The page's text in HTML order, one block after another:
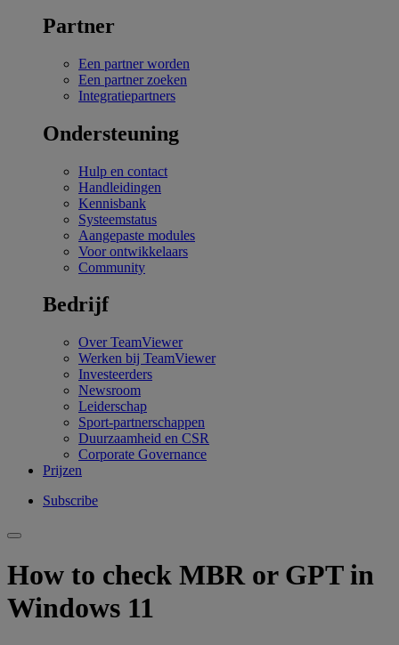
Partner
Een partner worden
Een partner zoeken
Integratiepartners
Ondersteuning
Hulp en contact
Handleidingen
Kennisbank
Systeemstatus
Aangepaste modules
Voor ontwikkelaars
Community
Bedrijf
Over TeamViewer
Werken bij TeamViewer
Investeerders
Newsroom
Leiderschap
Sport-partnerschappen
Duurzaamheid en CSR
Corporate Governance
Prijzen
Subscribe
How to check MBR or GPT in
Windows 11